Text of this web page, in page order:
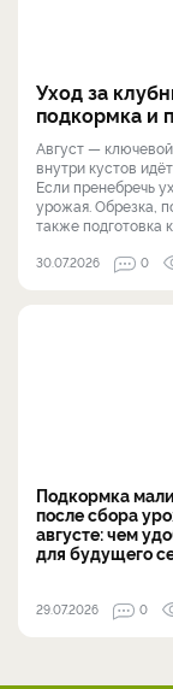
Уход за
подкормка и
Август —
внутри кустов
Если пренебречь
урожая. Обрезка,
также подготовка к
30.07.2026 0
Подкормка
после сбора
августе: чем
для будущего
29.07.2026 0